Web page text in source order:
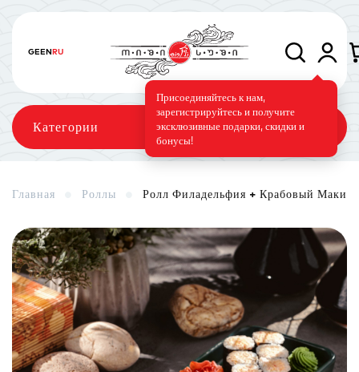
GEENRU
Присоединяйтесь к нам,
зарегистрируйтесь и получите
эксклюзивные подарки, скидки и
бонусы!
Категории
Суши-торт Фирменные Вегетарианское меню
Главная Роллы Ролл Филадельфия + Крабовый Маки